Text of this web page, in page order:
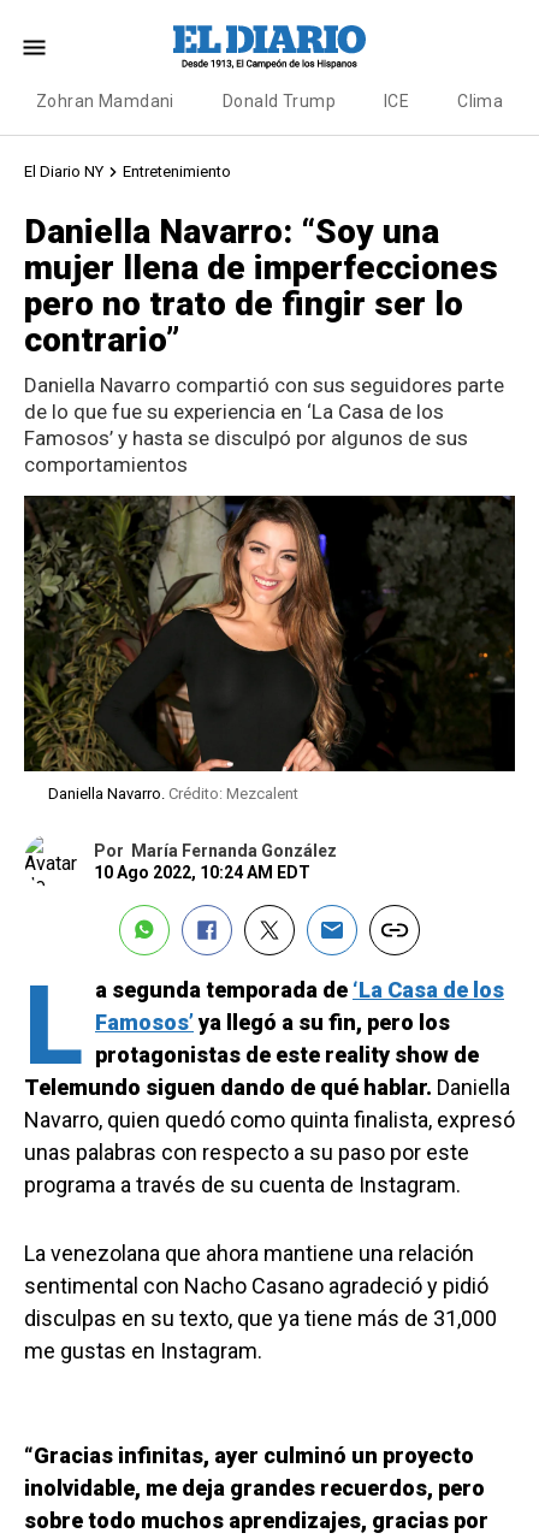
Zohran Mamdani Donald Trump ICE Clima
El Diario NY Entretenimiento
Daniella Navarro: “Soy una
mujer llena de imperfecciones
pero no trato de fingir ser lo
contrario”
Daniella Navarro compartió con sus seguidores parte
de lo que fue su experiencia en ‘La Casa de los
Famosos’ y hasta se disculpó por algunos de sus
comportamientos
Daniella Navarro. Crédito: Mezcalent
Por
María Fernanda González
10 Ago 2022, 10:24 AM EDT
L a segunda temporada de ‘La Casa de los
Famosos’ya llegó a su fin, pero los
protagonistas de este reality show de
Telemundo siguen dando de qué hablar. Daniella
Navarro, quien quedó como quinta finalista, expresó
unas palabras con respecto a su paso por este
programa a través de su cuenta de Instagram.
La venezolana que ahora mantiene una relación
sentimental con Nacho Casano agradeció y pidió
disculpas en su texto, que ya tiene más de 31,000
me gustas en Instagram.
“Gracias infinitas, ayer culminó un proyecto
inolvidable, me deja grandes recuerdos, pero
sobre todo muchos aprendizajes, gracias por